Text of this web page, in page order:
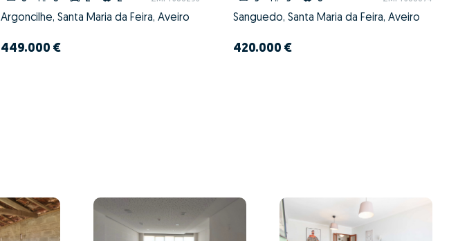
Argoncilhe, Santa Maria da Feira, Aveiro
449.000 €
Sanguedo, Santa Maria da Feira, Aveiro
420.000 €